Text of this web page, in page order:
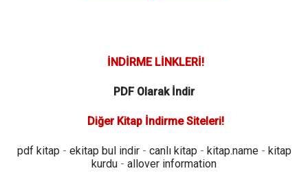
İNDİRME LİNKLERİ!
PDF Olarak İndir
Diğer Kitap İndirme Siteleri!
pdf kitap - ekitap bul indir- canlı kitap - kitap.name- kitap
kurdu - allover information